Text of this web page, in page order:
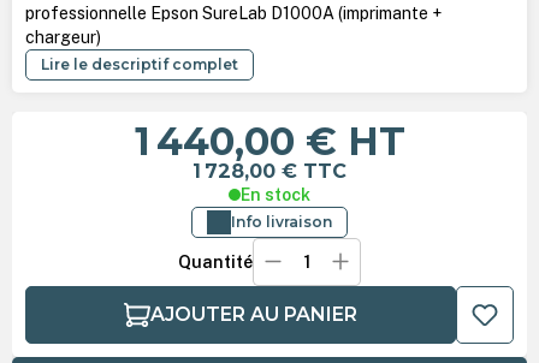
professionnelle Epson SureLab D1000A (imprimante +
chargeur)
Lire le descriptif complet
1 440,00 € HT
1 728,00 € TTC
En stock
Info livraison
Quantité
AJOUTER AU PANIER